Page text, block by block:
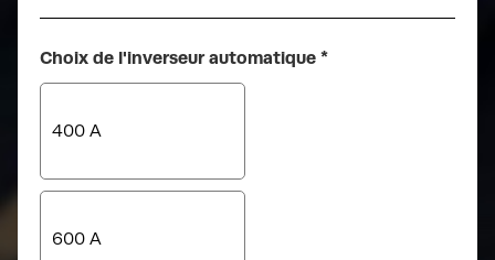
États-Unis
Certifications
Kohler Energy Management
Choix de l'inverseur automatique *
400 A
600 A